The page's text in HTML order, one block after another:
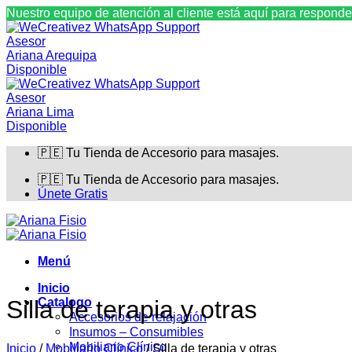
Nuestro equipo de atención al cliente está aquí para
Asesor
Ariana Arequipa
Disponible
Asesor
Ariana Lima
Disponible
🇵🇪 Tu Tienda de Accesorio para masajes.
🇵🇪 Tu Tienda de Accesorio para masajes.
Únete Gratis
Menú
Inicio
Catalogo
Accesorios de relajación
Insumos – Consumibles
Mobiliario Clínico
Silla de terapia y otras
Inicio / Mobiliario Clínico /Silla de terapia y otras